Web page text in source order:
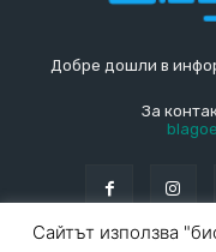
Добре дошли в
За
Сайтът използва